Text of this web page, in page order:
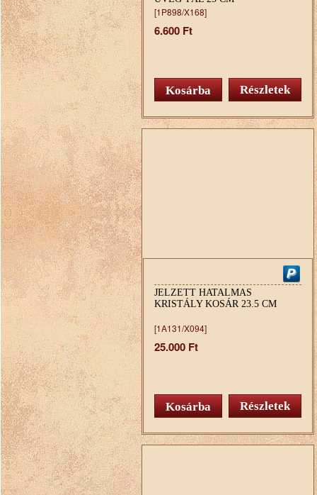
[1P898/X168]
6.600 Ft
Részletek
JELZETT HATALMAS
KRISTÁLY KOSÁR 23.5 CM
[1A131/X094]
25.000 Ft
Részletek